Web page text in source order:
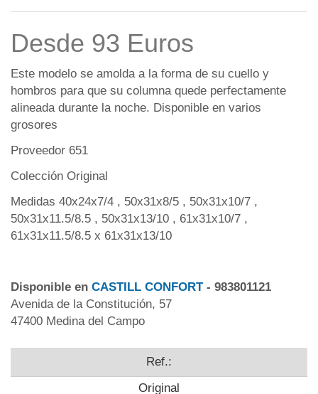
Desde 93 Euros
Este modelo se amolda a la forma de su cuello y
hombros para que su columna quede perfectamente
alineada durante la noche. Disponible en varios
grosores
Proveedor 651
Colección Original
Medidas 40x24x7/4 , 50x31x8/5 , 50x31x10/7 ,
50x31x11.5/8.5 , 50x31x13/10 , 61x31x10/7 ,
61x31x11.5/8.5 x 61x31x13/10
Disponible en CASTILL CONFORT- 983801121
Avenida de la Constitución, 57
47400 Medina del Campo
Ref.:
Original